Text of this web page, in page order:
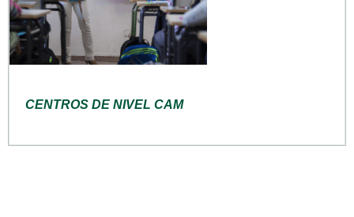
CENTROS DE NIVEL CAM